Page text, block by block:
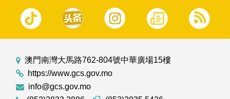
澳門南灣大馬路762-804號中華廣場15樓
https://www.gcs.gov.mo
info@gcs.gov.mo